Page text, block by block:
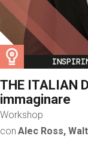
Image
THE ITALIAN
immaginare
Workshop
con Alec Ross,